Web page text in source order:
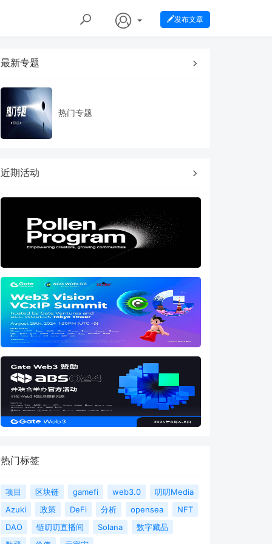
发布文章
最新专题
热门专题
近期活动
热门标签
项目 区块链 gamefi web3.0
叨叨Media
Azuki
政策 DeFi 分析 opensea
NFT
DAO
链叨叨直播间 Solana
数字藏品